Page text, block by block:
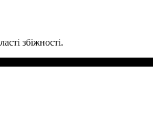
збіжності.